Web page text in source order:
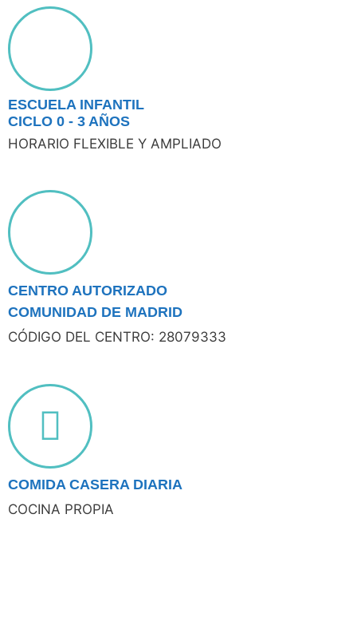
ESCUELA INFANTIL
CICLO 0 - 3 AÑOS
HORARIO FLEXIBLE Y AMPLIADO
CENTRO AUTORIZADO
COMUNIDAD DE MADRID
CÓDIGO DEL CENTRO: 28079333
COMIDA CASERA DIARIA
COCINA PROPIA